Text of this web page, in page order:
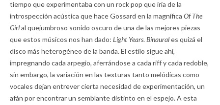
tiempo que experimentaba con un rock pop que iría de la
introspección acústica que hace Gossard en la magnífica Of The
Girlal quejumbroso sonido oscuro de una de las mejores piezas
que estos músicos nos han dado: Light Years.Binaurales quizá el
disco más heterogéneo de la banda. El estilo sigue ahí,
impregnando cada arpegio, aferrándose a cada riff y cada redoble,
sin embargo, la variación en las texturas tanto melódicas como
vocales dejan entrever cierta necesidad de experimentación, un
afán por encontrar un semblante distinto en el espejo. A esta